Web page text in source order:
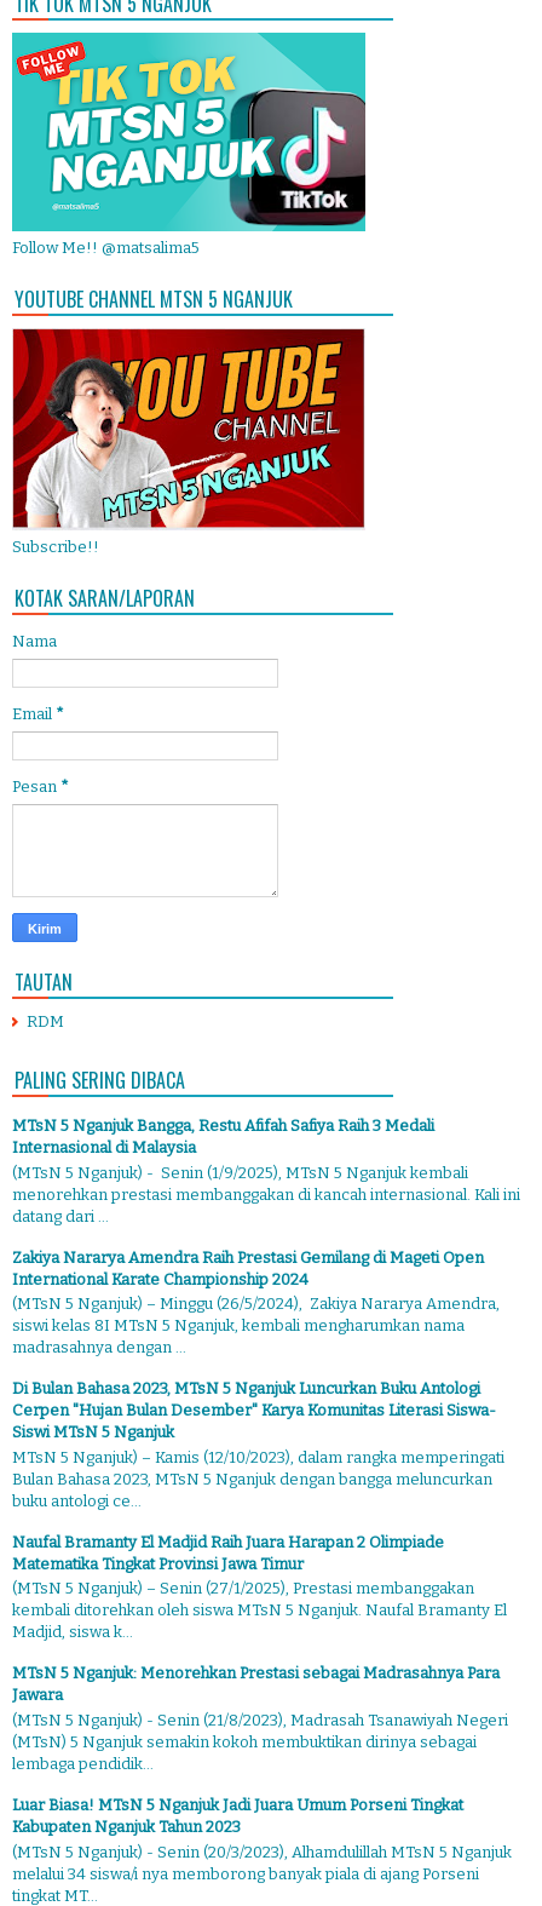
Follow Me!! @matsalima5
YOUTUBE CHANNEL MTSN 5 NGANJUK
Subscribe!!
KOTAK SARAN/LAPORAN
Nama
Email *
Pesan *
TAUTAN
RDM
PALING SERING DIBACA
MTsN 5 Nganjuk Bangga, Restu Afifah Safiya Raih 3 Medali
Internasional di Malaysia
(MTsN 5 Nganjuk) - Senin (1/9/2025), MTsN 5 Nganjuk kembali
menorehkan prestasi membanggakan di kancah internasional. Kali ini
datang dari ...
Zakiya Nararya Amendra Raih Prestasi Gemilang di Mageti Open
International Karate Championship 2024
(MTsN 5 Nganjuk) – Minggu (26/5/2024), Zakiya Nararya Amendra,
siswi kelas 8I MTsN 5 Nganjuk, kembali mengharumkan nama
madrasahnya dengan ...
Di Bulan Bahasa 2023, MTsN 5 Nganjuk Luncurkan Buku Antologi
Cerpen "Hujan Bulan Desember" Karya Komunitas Literasi Siswa-
Siswi MTsN 5 Nganjuk
MTsN 5 Nganjuk) – Kamis (12/10/2023), dalam rangka memperingati
Bulan Bahasa 2023, MTsN 5 Nganjuk dengan bangga meluncurkan
buku antologi ce...
Naufal Bramanty El Madjid Raih Juara Harapan 2 Olimpiade
Matematika Tingkat Provinsi Jawa Timur
(MTsN 5 Nganjuk) – Senin (27/1/2025), Prestasi membanggakan
kembali ditorehkan oleh siswa MTsN 5 Nganjuk. Naufal Bramanty El
Madjid, siswa k...
MTsN 5 Nganjuk: Menorehkan Prestasi sebagai Madrasahnya Para
Jawara
(MTsN 5 Nganjuk) - Senin (21/8/2023), Madrasah Tsanawiyah Negeri
(MTsN) 5 Nganjuk semakin kokoh membuktikan dirinya sebagai
lembaga pendidik...
Luar Biasa! MTsN 5 Nganjuk Jadi Juara Umum Porseni Tingkat
Kabupaten Nganjuk Tahun 2023
(MTsN 5 Nganjuk) - Senin (20/3/2023), Alhamdulillah MTsN 5 Nganjuk
melalui 34 siswa/i nya memborong banyak piala di ajang Porseni
tingkat MT...